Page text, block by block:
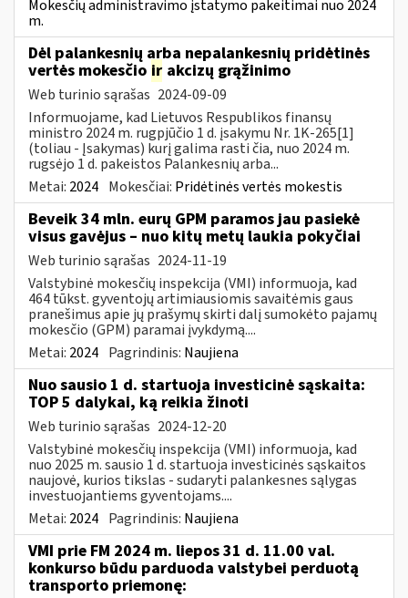
Mokesčių administravimo įstatymo pakeitimai nuo 2024
m.
Dėl palankesnių arba nepalankesnių pridėtinės
vertės mokesčio ir akcizų grąžinimo
Web turinio sąrašas 2024-09-09
Informuojame, kad Lietuvos Respublikos finansų
ministro 2024 m. rugpjūčio 1 d. įsakymu Nr. 1K-265[1]
(toliau - Įsakymas) kurį galima rasti čia, nuo 2024 m.
rugsėjo 1 d. pakeistos Palankesnių arba...
Metai: 2024 Mokesčiai: Pridėtinės vertės mokestis
Beveik 34 mln. eurų GPM paramos jau pasiekė
visus gavėjus – nuo kitų metų laukia pokyčiai
Web turinio sąrašas 2024-11-19
Valstybinė mokesčių inspekcija (VMI) informuoja, kad
464 tūkst. gyventojų artimiausiomis savaitėmis gaus
pranešimus apie jų prašymų skirti dalį sumokėto pajamų
mokesčio (GPM) paramai įvykdymą....
Metai: 2024 Pagrindinis: Naujiena
Nuo sausio 1 d. startuoja investicinė sąskaita:
TOP 5 dalykai, ką reikia žinoti
Web turinio sąrašas 2024-12-20
Valstybinė mokesčių inspekcija (VMI) informuoja, kad
nuo 2025 m. sausio 1 d. startuoja investicinės sąskaitos
naujovė, kurios tikslas - sudaryti palankesnes sąlygas
investuojantiems gyventojams....
Metai: 2024 Pagrindinis: Naujiena
VMI prie FM 2024 m. liepos 31 d. 11.00 val.
konkurso būdu parduoda valstybei perduotą
transporto priemonę: